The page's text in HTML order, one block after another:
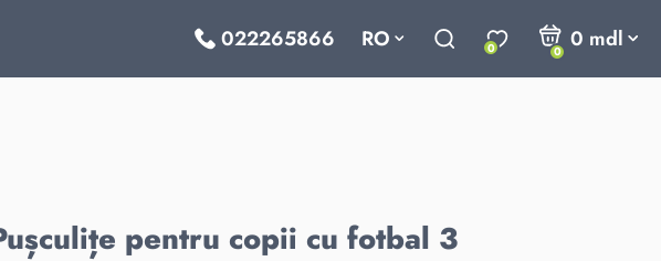
022265866 RO 0 0 0 mdl
pentru copii cu fotbal 3